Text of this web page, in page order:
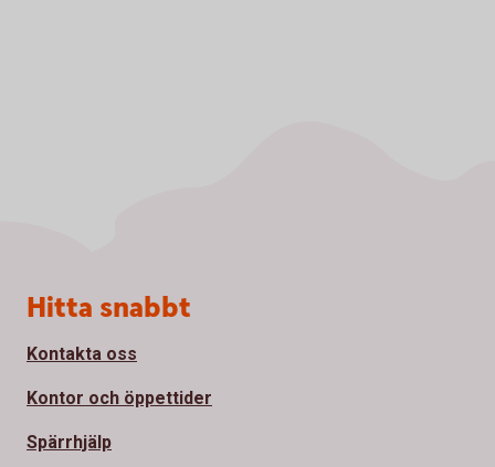
Sidfot
Hitta snabbt
Kontakta oss
Kontor och öppettider
Spärrhjälp